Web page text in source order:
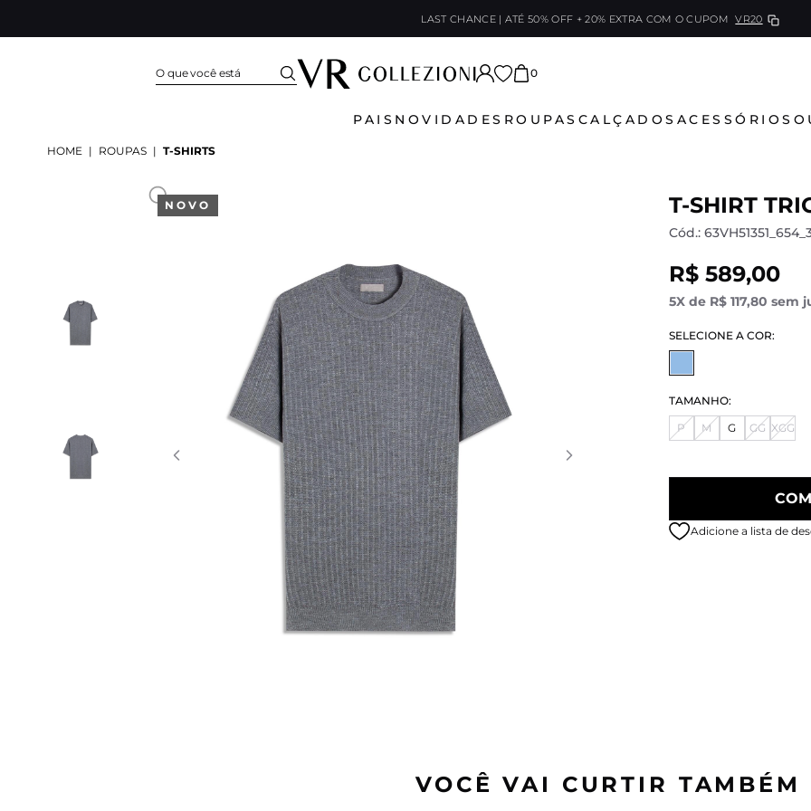
LAST CHANCE | ATÉ 50% OFF + 20% EXTRA COM O CUPOM VR20
0
PAIS NOVIDADES ROUPAS CALÇADOS ACESSÓRIOS
HOME | ROUPAS | T-SHIRTS
NOVO T-SHIRT
Cód.:
R$ 589,00
5X de R$ 117,80 sem
SELECIONE A COR:
TAMANHO:
P
M G GG XGG
Adicione a lista de
VOCÊ VAI CURTIR TAMBÉM